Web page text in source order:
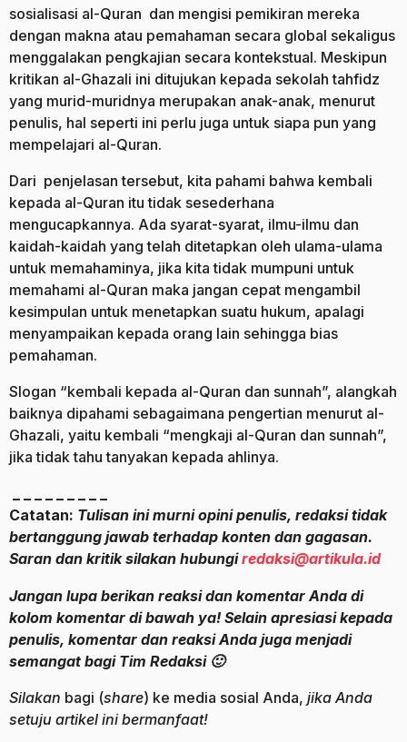
sosialisasi al-Quran dan mengisi pemikiran mereka
dengan makna atau pemahaman secara global sekaligus
menggalakan pengkajian secara kontekstual. Meskipun
kritikan al-Ghazali ini ditujukan kepada sekolah tahfidz
yang murid-muridnya merupakan anak-anak, menurut
penulis, hal seperti ini perlu juga untuk siapa pun yang
mempelajari al-Quran.
Dari penjelasan tersebut, kita pahami bahwa kembali
kepada al-Quran itu tidak sesederhana
mengucapkannya. Ada syarat-syarat, ilmu-ilmu dan
kaidah-kaidah yang telah ditetapkan oleh ulama-ulama
untuk memahaminya, jika kita tidak mumpuni untuk
memahami al-Quran maka jangan cepat mengambil
kesimpulan untuk menetapkan suatu hukum, apalagi
menyampaikan kepada orang lain sehingga bias
pemahaman.
Slogan “kembali kepada al-Quran dan sunnah”, alangkah
baiknya dipahami sebagaimana pengertian menurut al-
Ghazali, yaitu kembali “mengkaji al-Quran dan sunnah”,
jika tidak tahu tanyakan kepada ahlinya.
Catatan: Tulisan ini murni opini penulis, redaksi tidak
bertanggung jawab terhadap konten dan gagasan.
Saran dan kritik silakan hubungiredaksi@artikula.id
Jangan lupa berikan reaksi dan komentar Anda di
kolom komentar di bawah ya! Selain apresiasi kepada
penulis, komentar dan reaksi Anda juga menjadi
semangat bagi Tim Redaksi 🙂
Silakan bagi (share) ke media sosial Anda, jika Anda
setuju artikel ini bermanfaat!